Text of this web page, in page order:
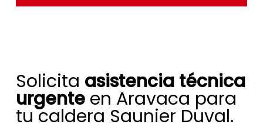
Solicita asistencia técnica
urgenteen Aravaca para
tu caldera Saunier Duval.